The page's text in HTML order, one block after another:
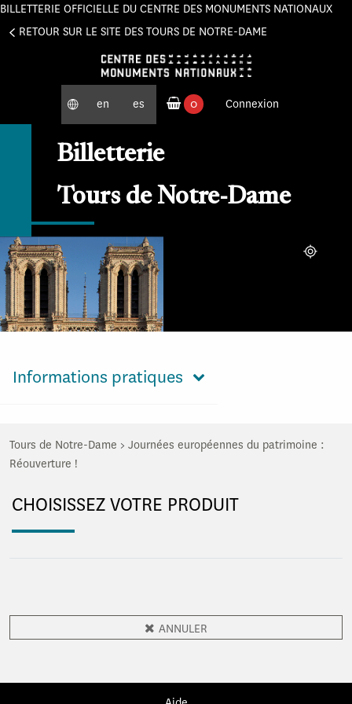
BILLETTERIE OFFICIELLE DU CENTRE DES MONUMENTS NATIONAUX
RETOUR SUR LE SITE DES TOURS DE NOTRE-DAME
en es
0
Connexion
Billetterie
Tours de Notre-Dame
Localiser
Informations pratiques
Tours de Notre-Dame > Journées européennes du patrimoine :
Réouverture !
CHOISISSEZ VOTRE PRODUIT
ANNULER
Panneau de gestion des cookies